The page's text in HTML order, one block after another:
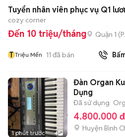
Tuyển nhân viên phục vụ Q1
cozy corner
Đến 10 triệu/tháng Quận 1 (
T Triệu Mến 11 đã bán
1 phút trước 4
Đàn Organ
Dụng
Đã sử dụng
4.800.000 đ
Huyện Bình